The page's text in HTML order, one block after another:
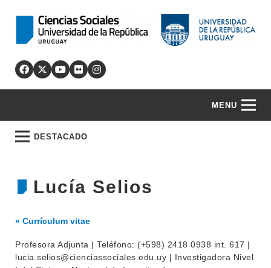
MENU
DESTACADO
Lucía Selios
» Currículum vitae
Profesora Adjunta | Teléfono: (+598) 2418 0938 int. 617 |
lucia.selios@cienciassociales.edu.uy | Investigadora Nivel